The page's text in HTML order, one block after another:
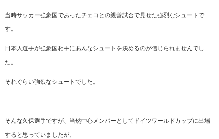
当時サッカー強豪国であったチェコとの親善試合で見せた強烈なシュートで
す。
日本人選手が強豪国相手にあんなシュートを決めるのが信じられませんでし
た。
それぐらい強烈なシュートでした。
そんな久保選手ですが、当然中心メンバーとしてドイツワールドカップに出場
すると思っていましたが、